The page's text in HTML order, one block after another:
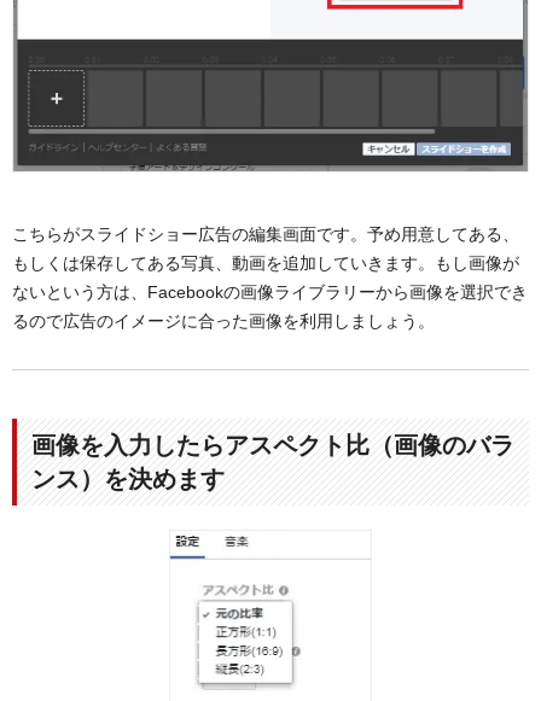
こちらがスライドショー広告の編集画面です。予め用意してある、
もしくは保存してある写真、動画を追加していきます。もし画像が
ないという方は、Facebookの画像ライブラリーから画像を選択でき
るので広告のイメージに合った画像を利用しましょう。
画像を入力したらアスペクト比（画像のバラ
ンス）を決めます